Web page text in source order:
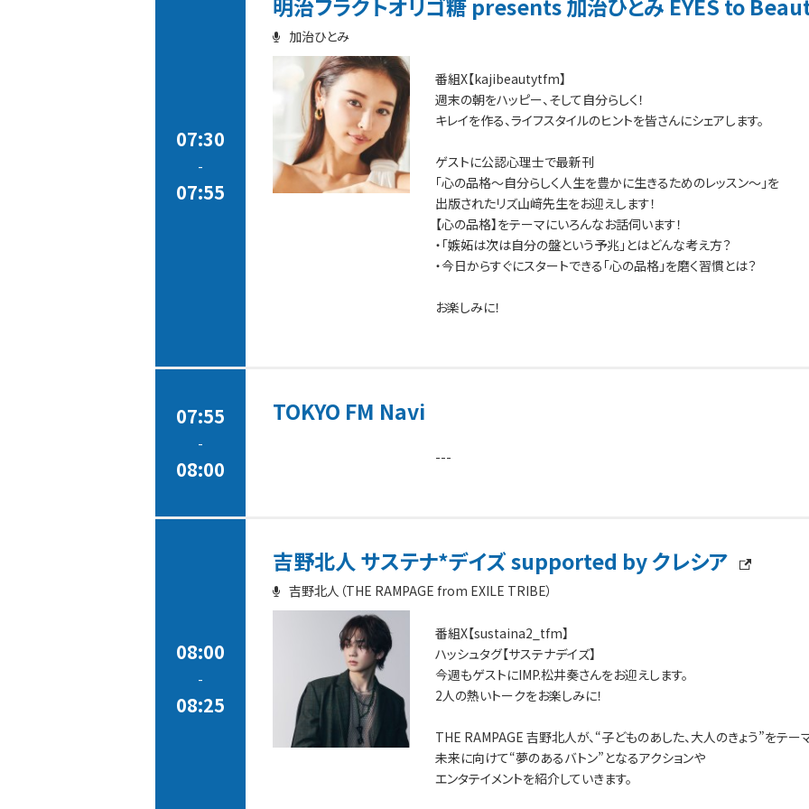
07:30
-
07:55
明治フラクトオリゴ糖 presents 加治ひとみ EYES to
加治ひとみ
番組X【kajibeautytfm】
週末の朝をハッピー、そして自分らしく！
キレイを作る、ライフスタイルのヒントを皆さんにシェアします。
ゲストに公認心理士で最新刊
「心の品格～自分らしく人生を豊かに生きるためのレッスン～」を
出版されたリズ山﨑先生をお迎えします！
【心の品格】をテーマにいろんなお話伺います！
・「嫉妬は次は自分の盤という予兆」とはどんな考え方？
・今日からすぐにスタートできる「心の品格」を磨く習慣とは？
お楽しみに！
07:55
-
08:00
TOKYO FM Navi
---
08:00
-
08:25
吉野北人 サステナ*デイズ supported by クレシア
吉野北人（THE RAMPAGE from EXILE TRIBE）
番組X【sustaina2_tfm】
ハッシュタグ【サステナデイズ】
今週もゲストにIMP.松井奏さんをお迎えします。
2人の熱いトークをお楽しみに！
THE RAMPAGE 吉野北人が、“子どものあした、大人のきょう”をテー
未来に向けて“夢のあるバトン”となるアクションや
エンタテイメントを紹介していきます。